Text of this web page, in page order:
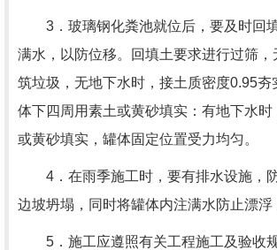
3．玻璃钢化粪池就位后，要及时回
满水，以防位移。回填土要求进行过筛，
筑垃圾，无地下水时，接土质密度0.95夯
体下四周用素土或黄砂填实：有地下水时
或黄砂填实，罐体固定位置受力均匀。
4．在雨季施工时，要有排水设施，
边坡坍塌，同时将罐体内注满水防止漂浮
5．施工应遵照有关工程施工及验收